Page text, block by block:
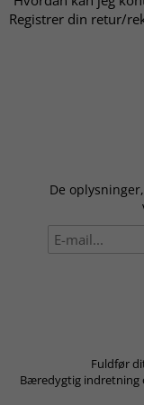
Registrer din retur/
De
Fuldfør
Bæredygtig indretning